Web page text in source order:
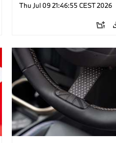
Thu Jul 09 21:46:55 CEST 2026